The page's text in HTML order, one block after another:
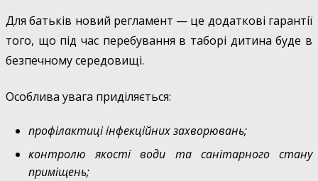
Для батьків новий регламент — це додаткові гарантії
того, що під час перебування в таборі дитина буде в
безпечному середовищі.
Особлива увага приділяється:
профілактиці інфекційних захворювань;
контролю якості води та санітарного стану
приміщень;